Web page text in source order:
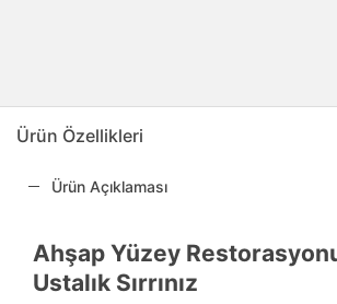
Ürün Özellikleri
Ürün Açıklaması
Ahşap Yüzey
Ustalık Sırrınız